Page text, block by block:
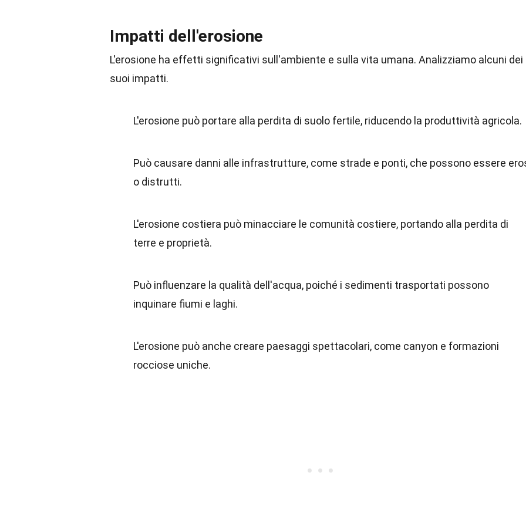
Impatti dell'erosione
L'erosione ha effetti significativi sull'ambiente e sulla vita umana. Analizziamo alcuni dei
suoi impatti.
L'erosione può portare alla perdita di suolo fertile, riducendo la produttività agricola.
Può causare danni alle infrastrutture, come strade e ponti, che possono essere
o distrutti.
L'erosione costiera può minacciare le comunità costiere, portando alla perdita di
terre e proprietà.
Può influenzare la qualità dell'acqua, poiché i sedimenti trasportati possono
inquinare fiumi e laghi.
L'erosione può anche creare paesaggi spettacolari, come canyon e formazioni
rocciose uniche.